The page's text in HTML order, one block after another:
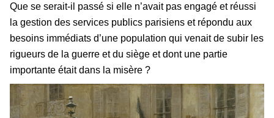
Que se serait-il passé si elle n’avait pas engagé et réussi
la gestion des services publics parisiens et répondu aux
besoins immédiats d’une population qui venait de subir les
rigueurs de la guerre et du siège et dont une partie
importante était dans la misère ?